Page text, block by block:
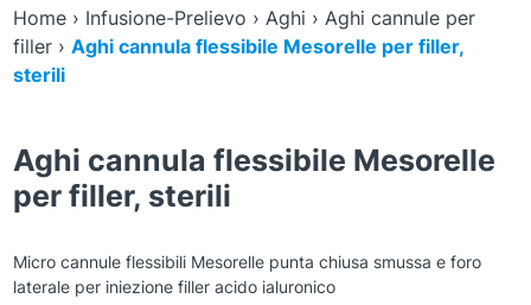
Home› Infusione-Prelievo › Aghi › Aghi cannule per
filler› Aghi cannula flessibile Mesorelle per filler,
sterili
Aghi cannula flessibile Mesorelle
per filler, sterili
Micro cannule flessibili Mesorelle punta chiusa smussa e foro
laterale per iniezione filler acido ialuronico